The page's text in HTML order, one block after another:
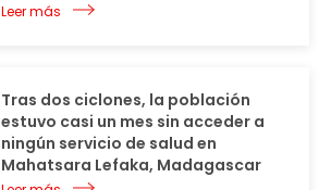
Leer más
Tras dos ciclones, la población
estuvo casi un mes sin acceder a
ningún servicio de salud en
Mahatsara Lefaka, Madagascar